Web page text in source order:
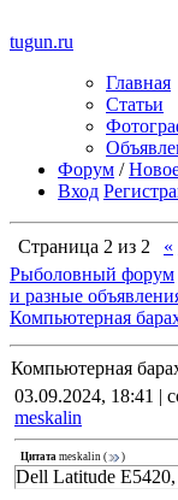
tugun.ru
Главная
Статьи
Форум /
Вход
Страница 2 из 2 «
Рыболовный форум
и разные
Компьютерная
Компьютерная
03.09.2024, 18:41 |
meskalin
Цитата meskalin ( )
Dell Latitude